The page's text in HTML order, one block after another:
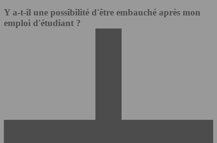
Y a-t-il une possibilité d'être embauché après mon
emploi d'étudiant ?